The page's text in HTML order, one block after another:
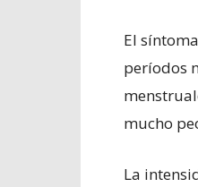
El
períodos
mucho
La